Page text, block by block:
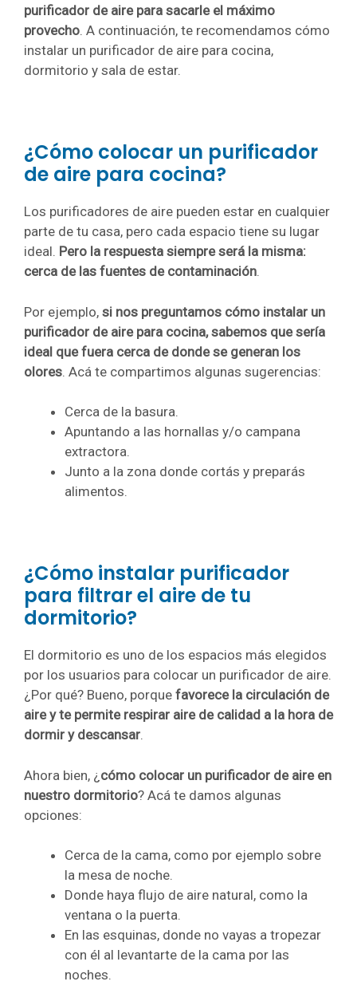
purificador de aire para sacarle el máximo
provecho. A continuación, te recomendamos cómo
instalar un purificador de aire para cocina,
dormitorio y sala de estar.
¿Cómo colocar un purificador
de aire para cocina?
Los purificadores de aire pueden estar en cualquier
parte de tu casa, pero cada espacio tiene su lugar
ideal. Pero la respuesta siempre será la misma:
cerca de las fuentes de contaminación.
Por ejemplo, si nos preguntamos cómo instalar un
purificador de aire para cocina, sabemos que sería
ideal que fuera cerca de donde se generan los
olores. Acá te compartimos algunas sugerencias:
Cerca de la basura.
Apuntando a las hornallas y/o campana
extractora.
Junto a la zona donde cortás y preparás
alimentos.
¿Cómo instalar purificador
para filtrar el aire de tu
dormitorio?
El dormitorio es uno de los espacios más elegidos
por los usuarios para colocar un purificador de aire.
¿Por qué? Bueno, porque favorece la circulación de
aire y te permite respirar aire de calidad a la hora de
dormir y descansar.
Ahora bien, ¿ cómo colocar un purificador de aire en
nuestro dormitorio? Acá te damos algunas
opciones:
Cerca de la cama, como por ejemplo sobre
la mesa de noche.
Donde haya flujo de aire natural, como la
ventana o la puerta.
En las esquinas, donde no vayas a tropezar
con él al levantarte de la cama por las
noches.